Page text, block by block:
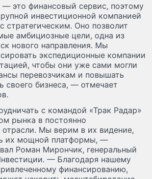
это финансовый сервис, поэтому
инвестиционной компанией
стратегическим. Оно позволит
амбициозные цели, одна из
нового направления. Мы
экспедиционные компании
чтобы они уже сами могли
перевозчикам и повышать
своего бизнеса, — отмечает
с командой «Трак Радар»
рынка в постоянно
Мы верим в их видение,
их мощной платформы, —
Роман Мирончик, генеральный
— Благодаря нашему
финансированию,